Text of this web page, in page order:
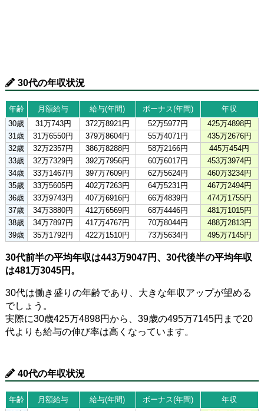
30代の年収状況
年齢 月額給与 給与(年間) ボーナス(年間)
年収
30歳
31万743円 372万8921円 52万5977円
425万4898円
31歳
31万6550円 379万8604円 55万4071円
435万2676円
32歳
32万2357円 386万8288円 58万2166円
445万454円
33歳
32万7329円 392万7956円 60万6017円
453万3974円
34歳
33万1467円 397万7609円 62万5624円
460万3234円
35歳
33万5605円 402万7263円 64万5231円
467万2494円
36歳
33万9743円 407万6916円 66万4839円
474万1755円
37歳
34万3880円 412万6569円 68万4446円
481万1015円
38歳
34万7897円 417万4767円 70万8044円
488万2813円
39歳
35万1792円 422万1510円 73万5634円 495万7145円
30代前半の平均年収は443万9047円、30代後半の平均年収
は481万3045円。
30代は働き盛りの年齢であり、大きな年収アップが望める
でしょう。
実際に30歳425万4898円から、39歳の495万7145円まで20
代よりも給与の伸び率は高くなっています。
40代の年収状況
年齢 月額給与 給与(年間) ボーナス(年間)
年収